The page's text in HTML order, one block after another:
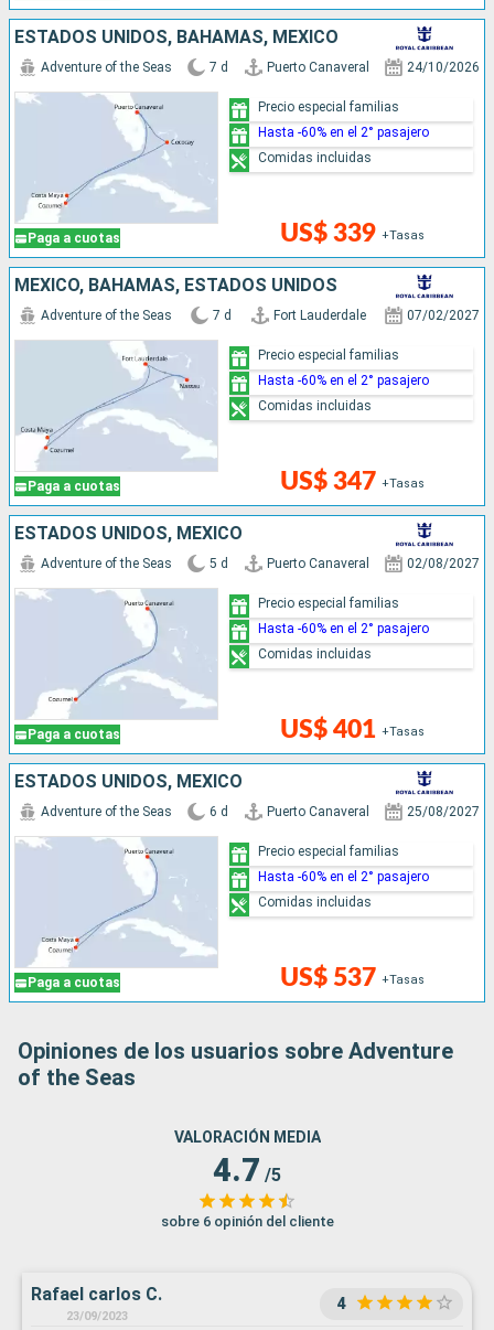
ESTADOS UNIDOS, BAHAMAS, MÉXICO
Paga a cuotas
Adventure of the Seas 7 d Puerto Canaveral 24/10/2026
US$ 339 +Tasas
Precio especial familias
Hasta -60% en el 2° pasajero
Comidas incluidas
MÉXICO, BAHAMAS, ESTADOS UNIDOS
Paga a cuotas
Adventure of the Seas 7 d Fort Lauderdale 07/02/2027
US$ 347 +Tasas
Precio especial familias
Hasta -60% en el 2° pasajero
Comidas incluidas
ESTADOS UNIDOS, MÉXICO
Paga a cuotas
Adventure of the Seas 5 d Puerto Canaveral 02/08/2027
US$ 401 +Tasas
Precio especial familias
Hasta -60% en el 2° pasajero
Comidas incluidas
ESTADOS UNIDOS, MÉXICO
Paga a cuotas
Adventure of the Seas 6 d Puerto Canaveral 25/08/2027
US$ 537 +Tasas
Precio especial familias
Hasta -60% en el 2° pasajero
Comidas incluidas
Opiniones de los usuarios sobre Adventure
of the Seas
VALORACIÓN MEDIA
4.7 /5
sobre 6 opinión del cliente
Rafael carlos C.
23/09/2023
4